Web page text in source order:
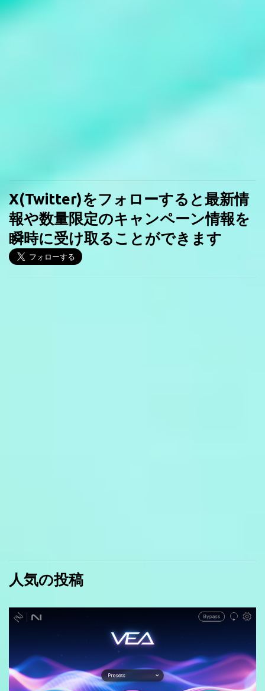
X(Twitter)をフォローすると最新情
報や数量限定のキャンペーン情報を
瞬時に受け取ることができます
人気の投稿